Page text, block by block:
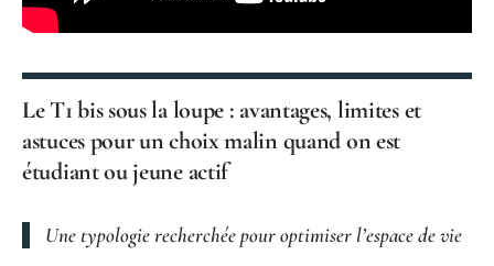
Le T1 bis sous la loupe : avantages, limites et
astuces pour un choix malin quand on est
étudiant ou jeune actif
Une typologie recherchée pour optimiser l’espace de vie